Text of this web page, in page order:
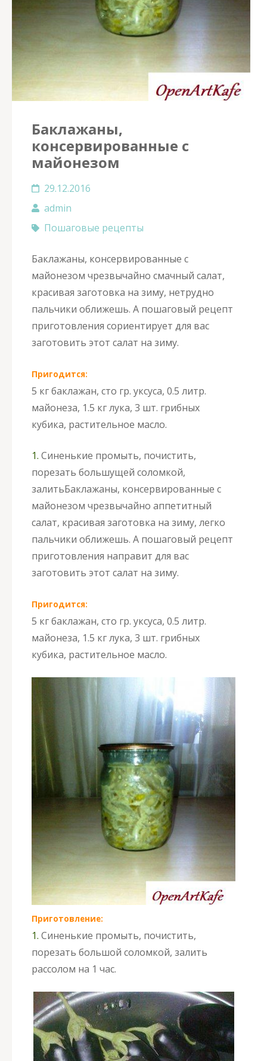
Баклажаны,
консервированные с
майонезом
29.12.2016
admin
Пошаговые рецепты
Баклажаны, консервированные с
майонезом чрезвычайно смачный салат,
красивая заготовка на зиму, нетрудно
пальчики оближешь. А пошаговый рецепт
приготовления сориентирует для вас
заготовить этот салат на зиму.
Пригодится:
5 кг баклажан, сто гр. уксуса, 0.5 литр.
майонеза, 1.5 кг лука, 3 шт. грибных
кубика, растительное масло.
1. Синенькие промыть, почистить,
порезать большущей соломкой,
залитьБаклажаны, консервированные с
майонезом чрезвычайно аппетитный
салат, красивая заготовка на зиму, легко
пальчики оближешь. А пошаговый рецепт
приготовления направит для вас
заготовить этот салат на зиму.
Пригодится:
5 кг баклажан, сто гр. уксуса, 0.5 литр.
майонеза, 1.5 кг лука, 3 шт. грибных
кубика, растительное масло.
Приготовление:
1. Синенькие промыть, почистить,
порезать большой соломкой, залить
рассолом на 1 час.